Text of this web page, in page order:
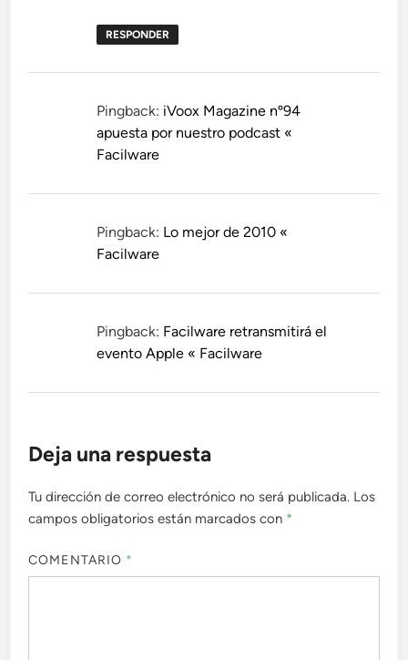
RESPONDER
Pingback: iVoox Magazine nº94
apuesta por nuestro podcast «
Facilware
Pingback: Lo mejor de 2010 «
Facilware
Pingback: Facilware retransmitirá el
evento Apple « Facilware
Deja una respuesta
Tu dirección de correo electrónico no será publicada. Los
campos obligatorios están marcados con *
COMENTARIO *